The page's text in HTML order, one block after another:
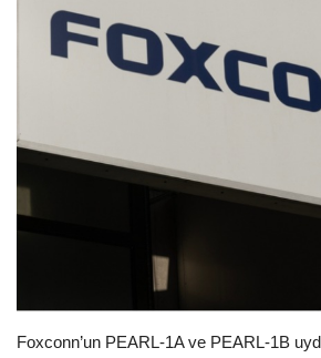
Seri İlanlar
Videolar
İş & Ekonomi
Foxconn’un PEARL-1A ve PEARL-1B